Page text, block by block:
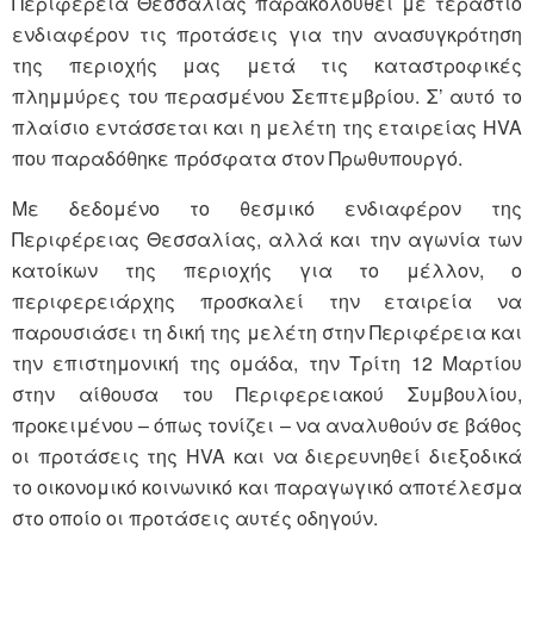
ενδιαφέρον τις προτάσεις για την ανασυγκρότηση
της περιοχής μας μετά τις καταστροφικές
πλημμύρες του περασμένου Σεπτεμβρίου. Σ’ αυτό το
πλαίσιο εντάσσεται και η μελέτη της εταιρείας HVA
που παραδόθηκε πρόσφατα στον Πρωθυπουργό.
Με δεδομένο το θεσμικό ενδιαφέρον της
Περιφέρειας Θεσσαλίας, αλλά και την αγωνία των
κατοίκων της περιοχής για το μέλλον, ο
περιφερειάρχης προσκαλεί την εταιρεία να
παρουσιάσει τη δική της μελέτη στην Περιφέρεια και
την επιστημονική της ομάδα, την Τρίτη 12 Μαρτίου
στην αίθουσα του Περιφερειακού Συμβουλίου,
προκειμένου – όπως τονίζει – να αναλυθούν σε βάθος
οι προτάσεις της HVA και να διερευνηθεί διεξοδικά
το οικονομικό κοινωνικό και παραγωγικό αποτέλεσμα
στο οποίο οι προτάσεις αυτές οδηγούν.